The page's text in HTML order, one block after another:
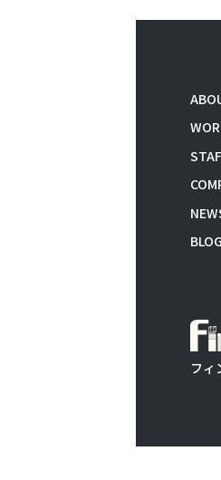
BLOG
フィ